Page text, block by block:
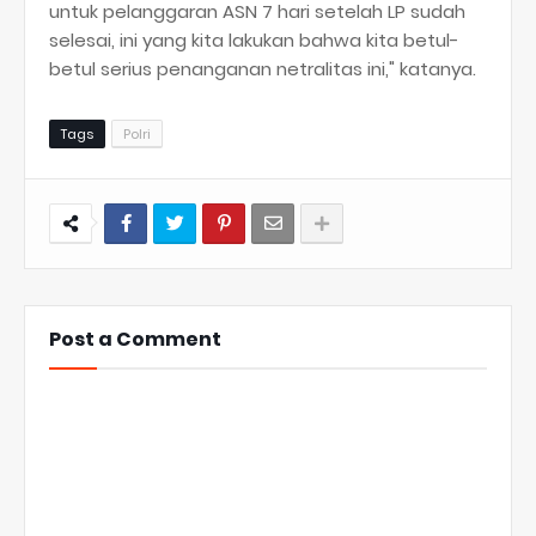
untuk pelanggaran ASN 7 hari setelah LP sudah
selesai, ini yang kita lakukan bahwa kita betul-
betul serius penanganan netralitas ini," katanya.
Tags Polri
Post a Comment